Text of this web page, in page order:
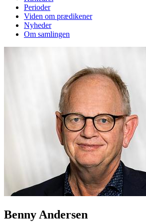
Perioder
Viden om prædikener
Nyheder
Om samlingen
Benny Andersen